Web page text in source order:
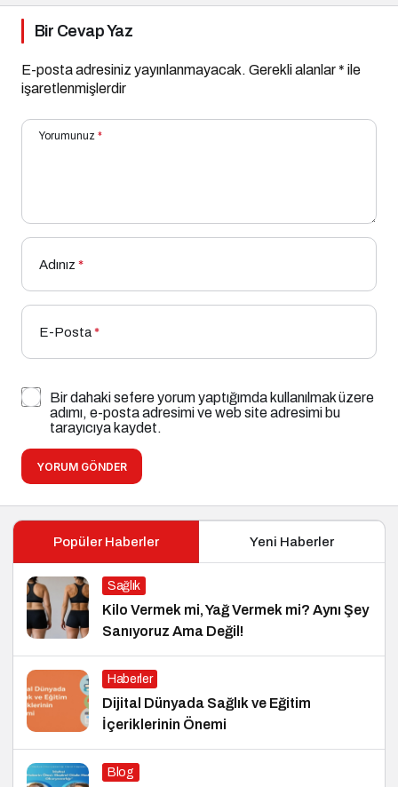
Bir Cevap Yaz
E-posta adresiniz yayınlanmayacak. Gerekli alanlar* ile
işaretlenmişlerdir
Yorumunuz *
Adınız *
E-Posta*
Bir dahaki sefere yorum yaptığımda kullanılmak üzere
adımı, e-posta adresimi ve web site adresimi bu
tarayıcıya kaydet.
YORUM GÖNDER
Popüler Haberler Yeni Haberler
Sağlık
Kilo Vermek mi, Yağ Vermek mi? Aynı Şey
Sanıyoruz Ama Değil!
Haberler
Dijital Dünyada Sağlık ve Eğitim
İçeriklerinin Önemi
Blog